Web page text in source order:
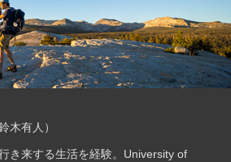
木有人）
き来する生活を経験。University of